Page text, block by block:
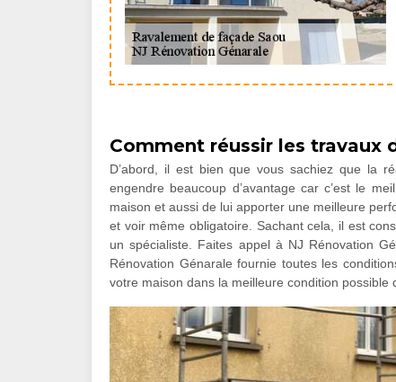
Comment réussir les travaux
D’abord, il est bien que vous sachiez que la
engendre beaucoup d’avantage car c’est le
maison et aussi de lui apporter une meilleure
et voir même obligatoire. Sachant cela, il est
un spécialiste. Faites appel à NJ Rénovation
Rénovation Génarale fournie toutes les
votre maison dans la meilleure condition possible